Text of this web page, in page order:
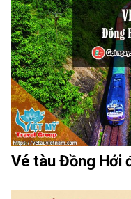
Vé tàu Đồng Hới